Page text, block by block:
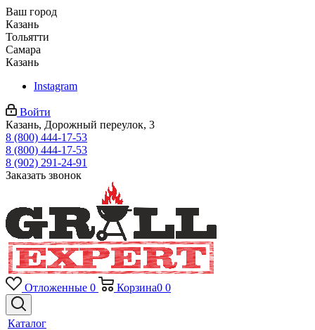
Ваш город
Казань
Тольятти
Самара
Казань
Instagram
Войти
Казань, Дорожный переулок, 3
8 (800) 444-17-53
8 (800) 444-17-53
8 (902) 291-24-91
Заказать звонок
Отложенные 0 Корзина0 0
Каталог